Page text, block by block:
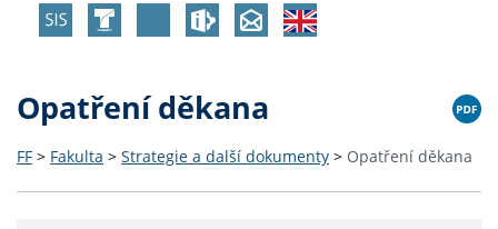
Opatření děkana
FF > Fakulta > Strategie a další dokumenty > Opatření děkana